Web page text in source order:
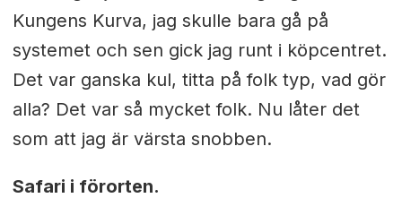
Kungens Kurva, jag skulle bara gå på
systemet och sen gick jag runt i köpcentret.
Det var ganska kul, titta på folk typ, vad gör
alla? Det var så mycket folk. Nu låter det
som att jag är värsta snobben.
Safari i förorten.